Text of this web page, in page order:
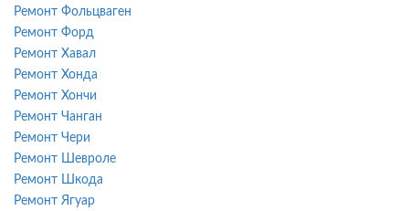
Ремонт Фольцваген
Ремонт Форд
Ремонт Хавал
Ремонт Хонда
Ремонт Хончи
Ремонт Чанган
Ремонт Чери
Ремонт Шевроле
Ремонт Шкода
Ремонт Ягуар